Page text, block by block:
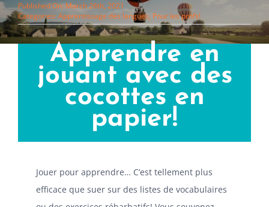
Published On: March 26th, 2021
Categories: Apprentissage des langues, Pour les profs!
Apprendre en
jouant avec des
cocottes en
papier!
Jouer pour apprendre… C’est tellement plus
efficace que suer sur des listes de vocabulaires